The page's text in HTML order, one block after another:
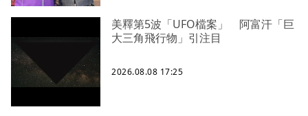
美釋第5波「UFO檔案」 阿富汗「巨
大三角飛行物」引注目
2026.08.08 17:25